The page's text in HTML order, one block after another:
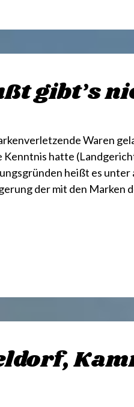
gibt’s
Waren
hatte
heißt es
der mit den